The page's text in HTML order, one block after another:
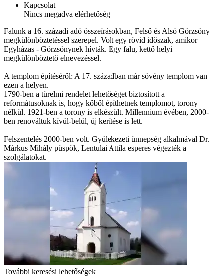
Kapcsolat
Nincs megadva elérhetőség
Falunk a 16. századi adó összeírásokban, Felső és Alsó Görzsöny
megkülönböztetéssel szerepel. Volt egy rövid időszak, amikor
Egyházas - Görzsönynek hívták. Egy falu, kettő helyi
megkülönböztető elnevezéssel.
A templom építéséről: A 17. században már sövény templom van
ezen a helyen.
1790-ben a türelmi rendelet lehetőséget biztosított a
reformátusoknak is, hogy kőből építhetnek templomot, torony
nélkül. 1921-ben a torony is elkészült. Millennium évében, 2000-
ben renováltuk kívül-belül, új kerítése is lett.
Felszentelés 2000-ben volt. Gyülekezeti ünnepség alkalmával Dr.
Márkus Mihály püspök, Lentulai Attila esperes végezték a
szolgálatokat.
További keresési lehetőségek